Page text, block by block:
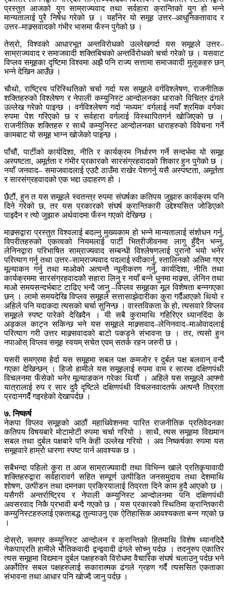
प्रस्तुत आजको युग साम्राज्यवाद तथा सर्वहारा क्रान्तिको युग हो भन्ने
मान्यतालाई पुरै निषेध गरेको छ । यहाँनेर यो समूह उत्तर–आधुनिकतावाद र
उत्तर–माक्र्सवादको गंभीर भासमा फँस्न पुगेको छ ।
तेस्रो, विश्वको आधारभूत अन्तविरोधको उल्लेखगर्दा यस समूहले उत्तर–
साम्राज्यवाद र समाजवादी शक्तिबिचको अन्तर्विरोधको चर्चा गरेको छ । यसवाट
विप्लव समूहका दृष्टिमा विश्वमा अझै पनि राज्य सत्तामा समाजवादी मुलुकहरु छन्
भन्ने देखिन आउँछ ।
चौथो, राष्ट्रिय परिस्थितिको चर्चा गर्दा यस समूहले वर्गविश्लेषण, राजनीतिक
शक्तिहरुको विश्लेषण र नेपाली कम्युनिस्ट आन्दोलनका धाराको विचित्र ढंगले
उल्लेख गरेको पाइन्छ । वर्गविश्लेषण गर्दा ‘मध्यम’ वर्गलाई नयाँ श्रमिक वर्गका
रुपमा पेश गरिएको छ र सर्वहारा वर्गलाई विस्थापितगर्न खोजिएको छ ।
राजनीतिक शक्तिहरु र साथै कम्युनिस्ट आन्दोलनका धाराहरुको विवेचना गर्ने
कामबाट यो समूह भाग्न खोजेको पाइन्छ ।
पाँचौं, पार्टीको कार्यदिशा, नीति र कार्यक्रम निर्धारण गर्ने सन्दर्भमा यो समूह
अस्पष्टता, अमूर्तता र गंभीर प्रकारको सारसंग्रहवादको शिकार हुन पुगेको छ ।
नयाँ जनवाद– समाजवादलाई एउटै ठाउँमा राखेर पेशगर्नु यसै अस्पष्टता, अमूर्तता
र सारसंग्रहवादको एक भद्दा उदाहरण हो ।
छैटौं, हुन त यस समूहले स्वतन्त्र रुपमा संघर्षका कतिपय जुझारु कार्यक्रम पनि
दिने गरेको छ, तर यस प्रकारको संघर्ष क्रान्तिकारी उद्देश्यसित जोडिएको
पाइदैन र त्यो जुझारु अर्थवादमा फँस्न गएको देखिन्छ ।
माक्र्सद्वारा प्रस्तुत विश्वलाई बदल्नु मुख्यकाम हो भन्ने मान्यतालाई संशोधन गर्नु,
विपरीतहरुको एकत्वको नियमलाई पार्टी भित्रीजीवनमा लागु हुँदैन भन्नु,
लेनिनद्वारा परिभाषित साम्राज्यवाद सम्बन्धी विश्लेषणलाई पुरानो भयो भनेर
परित्याग गर्नु तथा उत्तर–साम्राज्यवाद पदलाई स्वीकार्नु, स्तालिनको अतिमा गएर
मूल्याकन गर्नु तथा माओको अत्यन्तै न्यूनीकरण गर्नु, कार्यदिशा, नीति तथा
कार्यक्रममा सारसंग्रहवादकोे सहारा लिनु र नयाँ बन्ने धुनमा माक्र्स, लेनिन तथा
माओ समयसन्दर्भबाट टाढिए भन्दै जानु –विप्लव समूहका मूल विशेषता बन्नगएका
छन् । लामो समयदेखि विप्लव समूहले सत्तासाझेदारीका कुरा गर्दैआएको थियो र
अहिले पनि यदाकदा त्यसको चर्चा सुनिन्छ । वास्तविकता के हो, त्यसवारे विप्लव
समूहले स्पष्ट पारेको देखिदैन । यी सबै कुरामाथि गहिरिएर ध्यानदिंदा के
अड्कल काट्न सकिन्छ भने यस समूहले माक्र्सवाद–लेनिनवाद–माओवादलाई
परित्याग गरी उत्तर माक्र्सवादको बाटो पकड्ने संभावना छ । तर, त्यसो हुन
नपाओस् विप्लव समूह स्वयम् सचेत एवम् सतर्क रहन जरुरी छ ।
यसरी समग्रमा हेर्दा यस समूहमा सबल पक्ष कमजोर र दुर्बल पक्ष बलवान् वन्दै
गएका देखिन्छन् । हिजो हामीले यस समूहलाई रुपमा वाम र सारमा दक्षिणपंथी
विचलनमा फँसेको भनेर मूल्याङकन गरेका थियौं । अहिले यस समूहले आफ्नो
यात्रालाई रुप र सार दुवै दृष्टिले दक्षिणपंथी विचलनवादतर्फ अत्यन्तै तिव्रता
प्रदानगर्दै गइरहेको देखापर्दछ ।
७. निष्कर्ष
नेकपा विप्लव समूहको आठौं महाधिवेशनमा पारित राजनीतिक प्रतिवेदनका
कतिपय विषयबारे मोटामोटी रुपमा चर्चा गरियो । साथै, त्यस समूहमा विद्यमान
सबल तथा दुर्बल पक्षबारे पनि केही उल्लेख गरियो । अव निष्कर्षका रुपमा यस
समूहवारे हाम्रो धारणा स्पष्ट पार्न आवश्यक छ ।
सबैभन्दा पहिलो कुरा त आज साम्राज्यवादी तथा विभिन्न खाले प्रतिकृयावादी
शक्तिहरुद्वारा सर्वहारावर्ग सहित सम्पूर्ण उत्पीडित जनसमुदाय तथा देशमाथि
शोषण, उत्पीडन तथा दमनका प्रक्रियालाई तिव्रता दिने काम हुदै आएको छ ।
यसैगरी अन्तर्राष्ट्रिय र नेपाली कम्युनिस्ट आन्दोलनमा पनि दक्षिणपंथी
अवसरवाद निकै प्रभावी बन्दै गएको छ । यस प्रकारको स्थितिमा क्रान्तिकारी
कम्युनिस्टहरुलाई एकताबद्ध तुल्याउनु एक ऐतिहासिक आवश्यकता बन्न गएको छ
।
दोस्रो, समग्र कम्युनिस्ट आन्दोलन र क्रान्तिको हितमाथि विशेष ध्यानदिदै
नेकपाप्रति हामीले भौतिकवादी द्वन्द्ववादी ढंगले सोच्नु पर्दछ । तदनुरुप एकातिर
त्यस समूहमा विद्यमान दुर्बल पक्षहरुको विरोधमा वैचारिक संघर्ष चलाउनु पर्दछ भने
अर्कोतिर सबल पक्षहरुलाई सकारात्मक ढंगले ग्रहण गर्दै त्यससित एकताका
संभावना तथा आधार पनि खोज्दै जानु पर्दछ ।